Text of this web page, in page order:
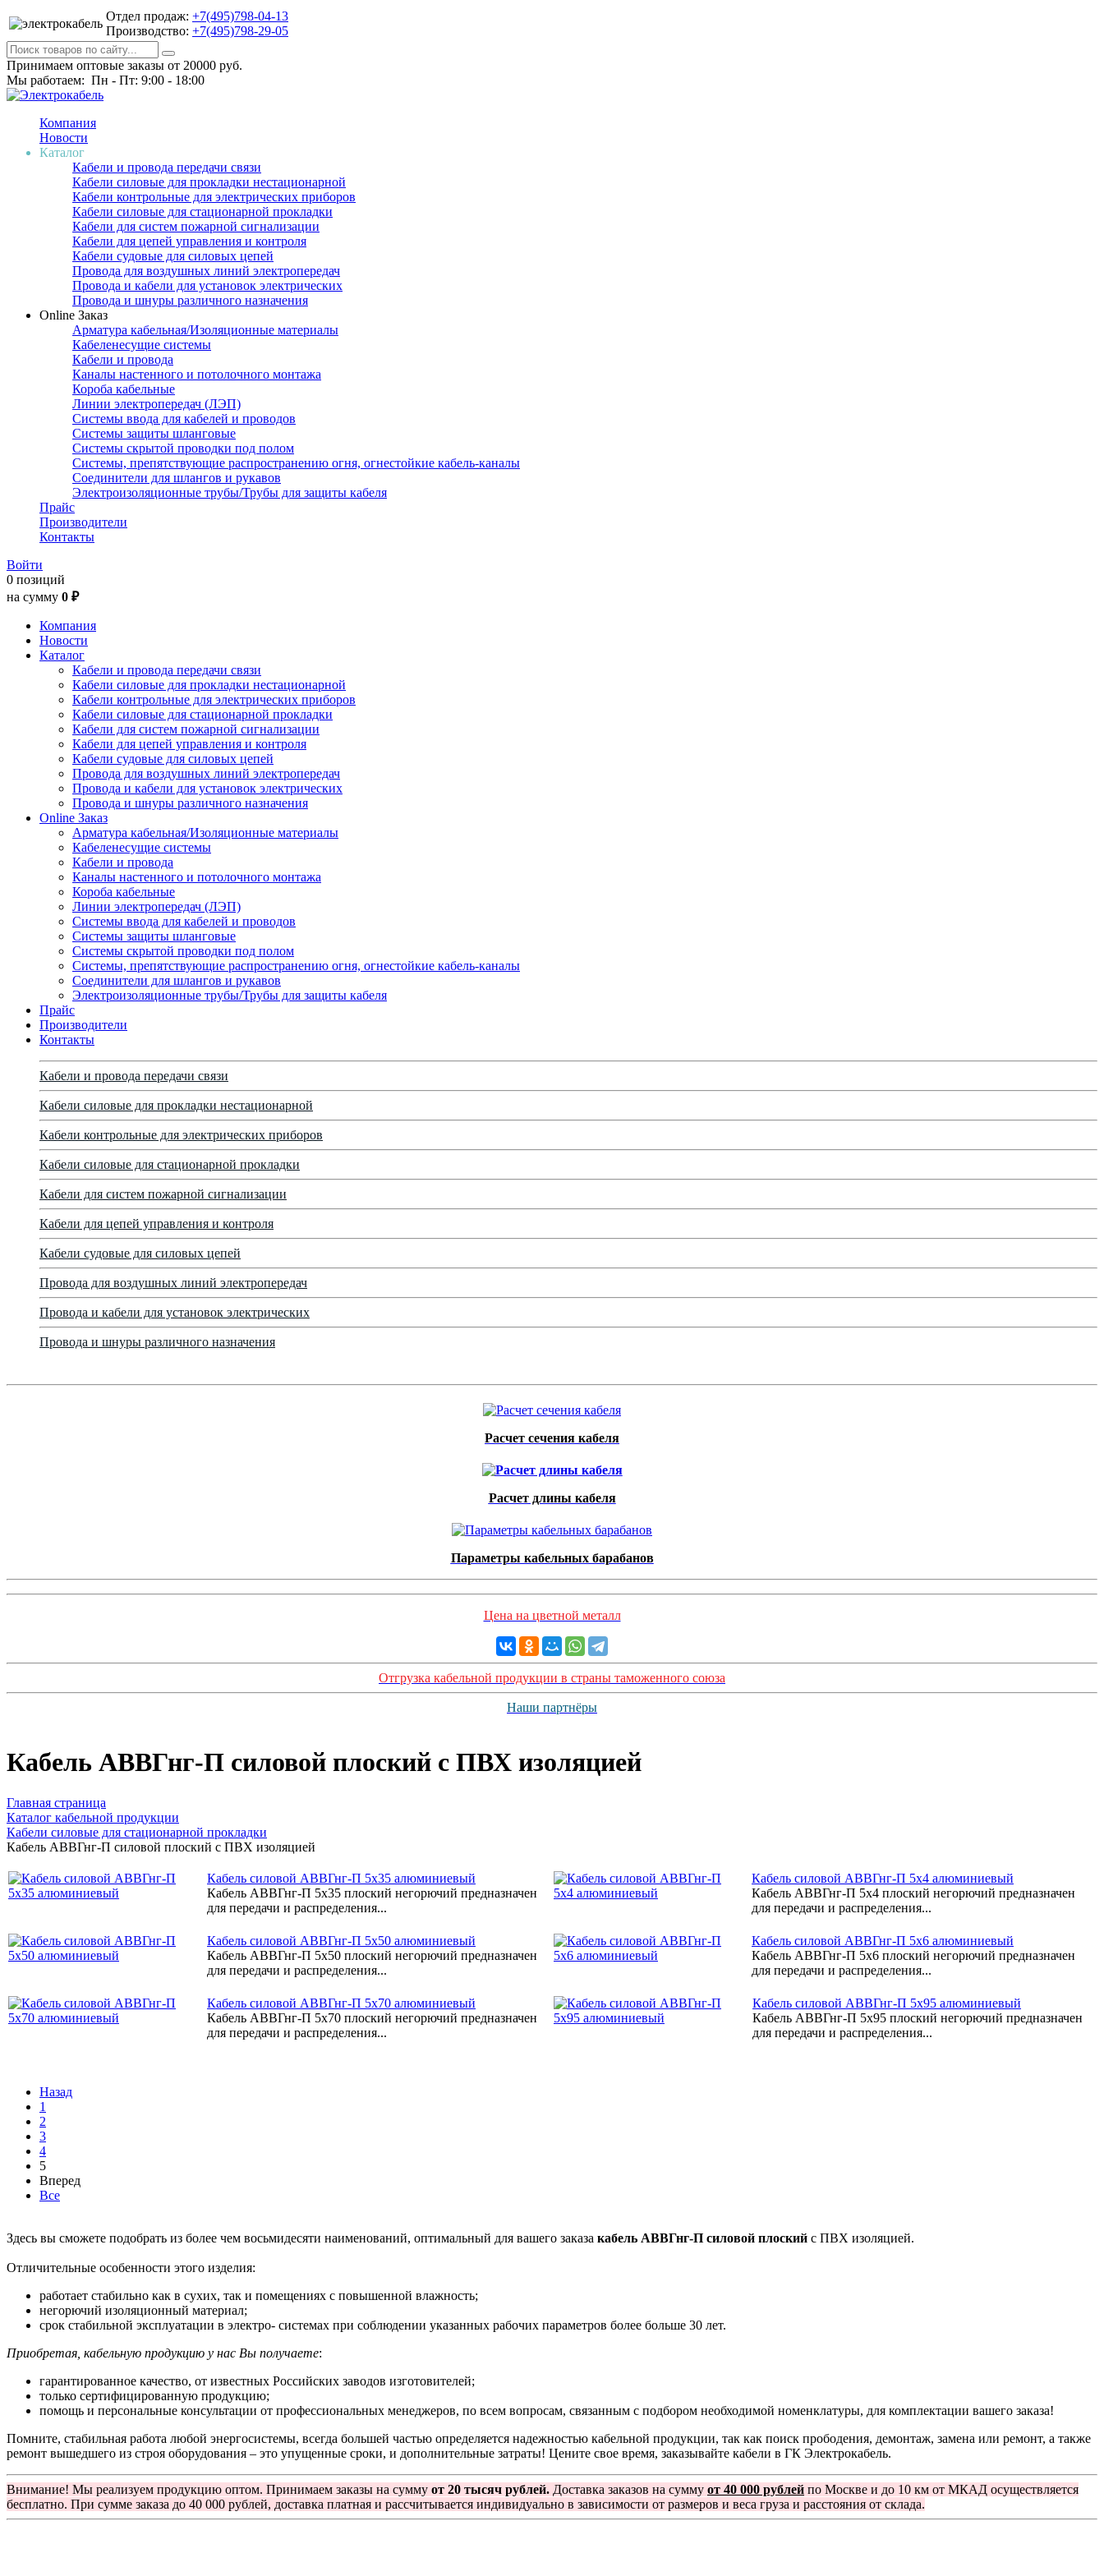
Отдел продаж: +7(495)798-04-13
Производство: +7(495)798-29-05
Принимаем оптовые заказы от 20000 руб.
Мы работаем: Пн - Пт: 9:00 - 18:00
Компания
Новости
Каталог
Кабели и провода передачи связи
Кабели силовые для прокладки нестационарной
Кабели контрольные для электрических приборов
Кабели силовые для стационарной прокладки
Кабели для систем пожарной сигнализации
Кабели для цепей управления и контроля
Кабели судовые для силовых цепей
Провода для воздушных линий электропередач
Провода и кабели для установок электрических
Провода и шнуры различного назначения
Online Заказ
Арматура кабельная/Изоляционные материалы
Кабеленесущие системы
Кабели и провода
Каналы настенного и потолочного монтажа
Короба кабельные
Линии электропередач (ЛЭП)
Системы ввода для кабелей и проводов
Системы защиты шланговые
Системы скрытой проводки под полом
Системы, препятствующие распространению огня, огнестойкие кабель-каналы
Соединители для шлангов и рукавов
Электроизоляционные трубы/Трубы для защиты кабеля
Прайс
Производители
Контакты
Войти
0 позиций
на сумму 0 ₽
Компания
Новости
Каталог
Кабели и провода передачи связи
Кабели силовые для прокладки нестационарной
Кабели контрольные для электрических приборов
Кабели силовые для стационарной прокладки
Кабели для систем пожарной сигнализации
Кабели для цепей управления и контроля
Кабели судовые для силовых цепей
Провода для воздушных линий электропередач
Провода и кабели для установок электрических
Провода и шнуры различного назначения
Online Заказ
Арматура кабельная/Изоляционные материалы
Кабеленесущие системы
Кабели и провода
Каналы настенного и потолочного монтажа
Короба кабельные
Линии электропередач (ЛЭП)
Системы ввода для кабелей и проводов
Системы защиты шланговые
Системы скрытой проводки под полом
Системы, препятствующие распространению огня, огнестойкие кабель-каналы
Соединители для шлангов и рукавов
Электроизоляционные трубы/Трубы для защиты кабеля
Прайс
Производители
Контакты
Кабели и провода передачи связи
Кабели силовые для прокладки нестационарной
Кабели контрольные для электрических приборов
Кабели силовые для стационарной прокладки
Кабели для систем пожарной сигнализации
Кабели для цепей управления и контроля
Кабели судовые для силовых цепей
Провода для воздушных линий электропередач
Провода и кабели для установок электрических
Провода и шнуры различного назначения
Расчет сечения кабеля
Расчет длины кабеля
Параметры кабельных барабанов
Цена на цветной металл
Отгрузка кабельной продукции в страны таможенного союза
Наши партнёры
Кабель АВВГнг-П силовой плоский с ПВХ изоляцией
Главная страница
Каталог кабельной продукции
Кабели силовые для стационарной прокладки
Кабель АВВГнг-П силовой плоский с ПВХ изоляцией
Кабель силовой АВВГнг-П 5х35 алюминиевый
Кабель АВВГнг-П 5х35 плоский негорючий предназначен
для передачи и распределения...
Кабель силовой АВВГнг-П 5х4 алюминиевый
Кабель АВВГнг-П 5х4 плоский негорючий предназначен
для передачи и распределения...
Кабель силовой АВВГнг-П 5х50 алюминиевый
Кабель АВВГнг-П 5х50 плоский негорючий предназначен
для передачи и распределения...
Кабель силовой АВВГнг-П 5х6 алюминиевый
Кабель АВВГнг-П 5х6 плоский негорючий предназначен
для передачи и распределения...
Кабель силовой АВВГнг-П 5х70 алюминиевый
Кабель АВВГнг-П 5х70 плоский негорючий предназначен
для передачи и распределения...
Кабель силовой АВВГнг-П 5х95 алюминиевый
Кабель АВВГнг-П 5х95 плоский негорючий предназначен
для передачи и распределения...
Назад
1
2
3
4
5
Вперед
Все
Здесь вы сможете подобрать из более чем восьмидесяти наименований, оптимальный для вашего заказа кабель АВВГнг-П силовой плоский с ПВХ изоляцией.
Отличительные особенности этого изделия:
работает стабильно как в сухих, так и помещениях с повышенной влажность;
негорючий изоляционный материал;
срок стабильной эксплуатации в электро- системах при соблюдении указанных рабочих параметров более больше 30 лет.
Приобретая, кабельную продукцию у нас Вы получаете:
гарантированное качество, от известных Российских заводов изготовителей;
только сертифицированную продукцию;
помощь и персональные консультации от профессиональных менеджеров, по всем вопросам, связанным с подбором необходимой номенклатуры, для комплектации вашего заказа!
Помните, стабильная работа любой энергосистемы, всегда большей частью определяется надежностью кабельной продукции, так как поиск прободения, демонтаж, замена или ремонт, а также
ремонт вышедшего из строя оборудования – это упущенные сроки, и дополнительные затраты! Цените свое время, заказывайте кабели в ГК Электрокабель.
Внимание! Мы реализуем продукцию оптом. Принимаем заказы на сумму от 20 тысяч рублей. Доставка заказов на сумму от 40 000 рублей по Москве и до 10 км от МКАД осуществляется
бесплатно. При сумме заказа до 40 000 рублей, доставка платная и рассчитывается индивидуально в зависимости от размеров и веса груза и расстояния от склада.